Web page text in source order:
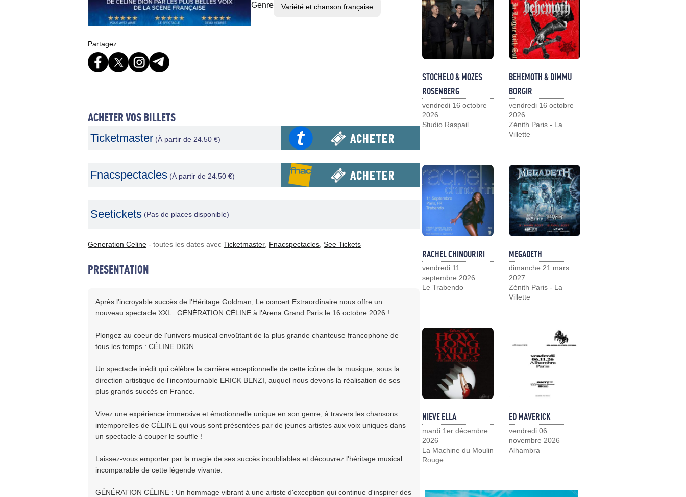
Genre Variété et chanson française
Partagez
ACHETER VOS BILLETS
Ticketmaster (À partir de 24.50 €)
Fnacspectacles (À partir de 24.50 €)
Seetickets (Pas de places disponible)
Generation Celine - toutes les dates avec Ticketmaster Fnacspectacles See Tickets
PRESENTATION
Après l'incroyable succès de l'Héritage Goldman, Le concert Extraordinaire nous offre un
nouveau spectacle XXL : GÉNÉRATION CÉLINE à l'Arena Grand Paris le 16 octobre 2026 !
Plongez au coeur de l'univers musical envoûtant de la plus grande chanteuse francophone de
tous les temps : CÉLINE DION.
Un spectacle inédit qui célèbre la carrière exceptionnelle de cette icône de la musique, sous la
direction artistique de l'incontournable ERICK BENZI, auquel nous devons la réalisation de ses
plus grands succès en France.
Vivez une expérience immersive et émotionnelle unique en son genre, à travers les chansons
intemporelles de CÉLINE qui vous sont présentées par de jeunes artistes aux voix uniques dans
un spectacle à couper le souffle !
Laissez-vous emporter par la magie de ses succès inoubliables et découvrez l'héritage musical
incomparable de cette légende vivante.
GÉNÉRATION CÉLINE : Un hommage vibrant à une artiste d'exception qui continue d'inspirer des
STOCHELO & MOZES
ROSENBERG
vendredi 16 octobre
2026
Studio Raspail
BEHEMOTH & DIMMU
BORGIR
vendredi 16 octobre
2026
Zénith Paris - La
Villette
RACHEL CHINOURIRI
vendredi 11
septembre 2026
Le Trabendo
MEGADETH
dimanche 21 mars
2027
Zénith Paris - La
Villette
NIEVE ELLA
mardi 1er décembre
2026
La Machine du Moulin
Rouge
ED MAVERICK
vendredi 06
novembre 2026
Alhambra